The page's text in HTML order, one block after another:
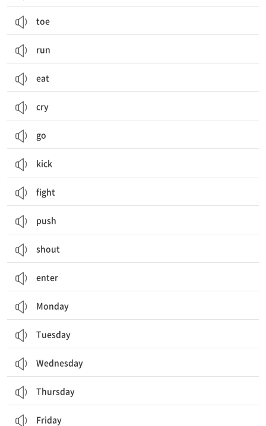
toe
run
eat
cry
go
kick
fight
push
shout
enter
Monday
Tuesday
Wednesday
Thursday
Friday